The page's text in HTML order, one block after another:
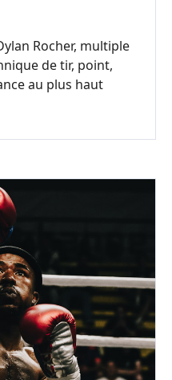
Rocher, multiple
de tir, point,
au plus haut